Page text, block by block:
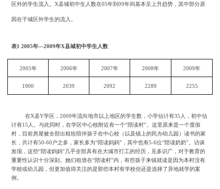
区外的学生流入。 X县城初中生人数在05年到09年间基本呈上升趋势，其中部分原
因在于城区外学生的流入。
表1 2005年—2009年X县城初中学生人数
2005年 2006年 2007年 2008年 2009年
1900 2039 2092 2289 2255
在X县Y学区，2009年流向地市以上地区的学生数，小学估计有35人，初中估
计有15人。与此同时，在学区中心校附近有一个“陪读村”。这里原来是一个度假
村，目前房屋被全部出租给陪伴孩子在中心校（以及镇上的民办幼儿园）读书的家
长，共计有50-60户之多，家长多为“陪读妈妈”，其中也有5-6位“陪读奶奶”。访谈
发现，这些“陪读妈妈”几乎全部具有在大城市打工的经历，见多识广，对于教育的
重要性认识十分深刻。她们租借在“陪读村”内，有些孩子来镇就读是因为本村没有
学校或幼儿园，但更加值得关注的是那些本村有学校但还是选择了异地就学的案
例。